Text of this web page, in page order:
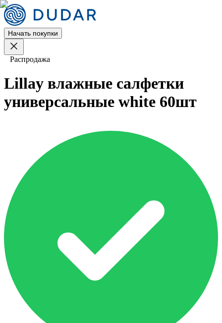
Начать покупки
Распродажа
Lillay влажные салфетки
универсальные white 60шт